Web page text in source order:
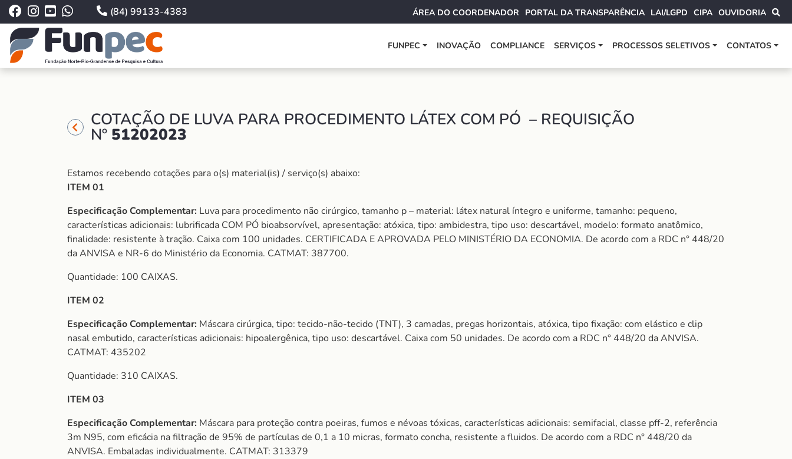
(84) 99133-4383 ÁREA DO COORDENADOR PORTAL DA TRANSPARÊNCIA LAI/LGPD CIPA OUVIDORIA
FUNPEC INOVAÇÃO COMPLIANCE SERVIÇOS PROCESSOS SELETIVOS CONTATOS
COTAÇÃO DE LUVA PARA PROCEDIMENTO LÁTEX COM PÓ – REQUISIÇÃO
Nº 51202023
Estamos recebendo cotações para o(s) material(is) / serviço(s) abaixo:
ITEM 01
Especificação Complementar: Luva para procedimento não cirúrgico, tamanho p – material: látex natural íntegro e uniforme, tamanho: pequeno,
características adicionais: lubrificada COM PÓ bioabsorvível, apresentação: atóxica, tipo: ambidestra, tipo uso: descartável, modelo: formato anatômico,
finalidade: resistente à tração. Caixa com 100 unidades. CERTIFICADA E APROVADA PELO MINISTÉRIO DA ECONOMIA. De acordo com a RDC n° 448/20
da ANVISA e NR-6 do Ministério da Economia. CATMAT: 387700.
Quantidade: 100 CAIXAS.
ITEM 02
Especificação Complementar: Máscara cirúrgica, tipo: tecido-não-tecido (TNT), 3 camadas, pregas horizontais, atóxica, tipo fixação: com elástico e clip
nasal embutido, características adicionais: hipoalergênica, tipo uso: descartável. Caixa com 50 unidades. De acordo com a RDC n° 448/20 da ANVISA.
CATMAT: 435202
Quantidade: 310 CAIXAS.
ITEM 03
Especificação Complementar: Máscara para proteção contra poeiras, fumos e névoas tóxicas, características adicionais: semifacial, classe pff-2, referência
3m N95, com eficácia na filtração de 95% de partículas de 0,1 a 10 micras, formato concha, resistente a fluidos. De acordo com a RDC n° 448/20 da
ANVISA. Embaladas individualmente. CATMAT: 313379